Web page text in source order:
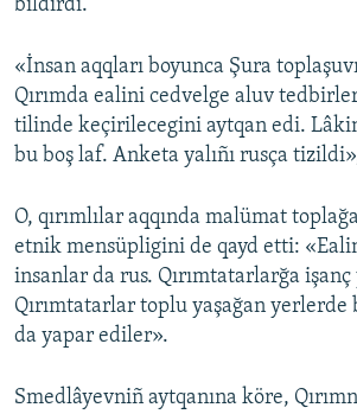
Русский
Українською
QOŞULIÑIZ!
RFE/RS bütün saytları
bildirdi.
«İnsan aqqları boyunca Şura
Qırımda ealini cedvelge aluv
tilinde keçirilecegini aytqan edi.
bu boş laf. Anketa yalıñı rusça
O, qırımlılar aqqında malümat
etnik mensüpligini de qayd etti:
insanlar da rus. Qırımtatarlarğa işanç
Qırımtatarlar toplu yaşağan yerlerde
da yapar ediler».
Smedlâyevniñ aytqanına köre,